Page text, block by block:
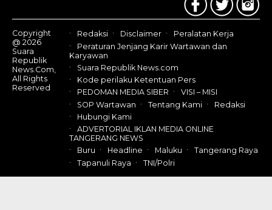
Copyright
@ 2026
Suara
Republik
News.Com,
All Rights
Reserved
Redaksi Disclaimer
Peralatan Kerja
Peraturan Jenjang Karir Wartawan dan
Karyawan
Suara Republik News.com
Kode perilaku Ketentuan Pers
PEDOMAN MEDIA SIBER
VISI – MISI
SOP Wartawan
Tentang Kami
Redaksi
Hubungi Kami
ADVERTORIAL IKLAN MEDIA ONLINE
TANGERANG NEWS
Buru
Headline Maluku
Tangerang Raya
Tapanuli Raya
TNI/Polri